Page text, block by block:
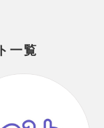
一覧